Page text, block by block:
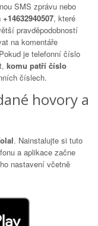
SMS zprávu nebo
, které
pravděpodobností
na komentáře
je telefonní číslo
komu patří číslo
číslech.
hovory a
. Nainstalujte si tuto
a aplikace začne
nastavení včetně